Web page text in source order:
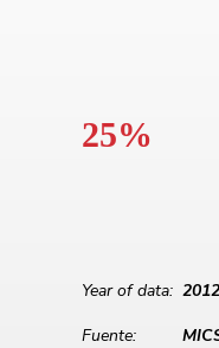
25%
Year of data:
Fuente: